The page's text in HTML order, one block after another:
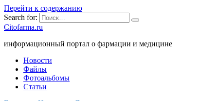
Перейти к содержанию
Search for:
Citofarma.ru
информационный портал о фармации и медицине
Новости
Файлы
Фотоальбомы
Статьи